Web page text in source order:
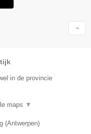
in de provincie
maps ▼
(Antwerpen)